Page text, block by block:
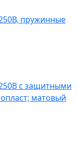
пружинные
с защитными
матовый